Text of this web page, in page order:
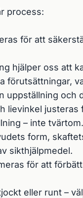
process:
för att
hjälper oss att
förutsättningar,
uppställning och
lievinkel justeras
– inte tvärtom.
form,
sikthjälpmedel.
för att
eller runt –